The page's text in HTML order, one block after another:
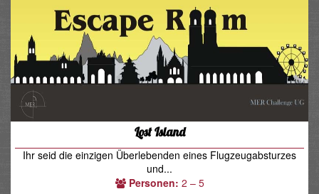
Lost Island
Ihr seid die einzigen Überlebenden eines Flugzeugabsturzes
und...
Personen: 2 – 5